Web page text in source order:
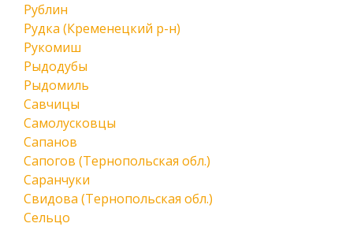
Рублин
Рудка (Кременецкий р-н)
Рукомиш
Рыдодубы
Рыдомиль
Савчицы
Самолусковцы
Сапанов
Сапогов (Тернопольская обл.)
Саранчуки
Свидова (Тернопольская обл.)
Сельцо